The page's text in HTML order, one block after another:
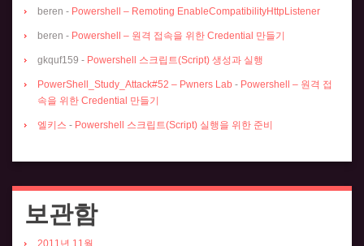
beren - Powershell – Remoting EnableCompatibilityHttpListener
beren - Powershell – 원격 접속을 위한 Credential 만들기
gkquf159 - Powershell 스크립트(Script) 생성과 실행
PowerShell_Study_Attack#52 – Pwners Lab - Powershell – 원격 접
속을 위한 Credential 만들기
엘키스 - Powershell 스크립트(Script) 실행을 위한 준비
보관함
2011년 11월